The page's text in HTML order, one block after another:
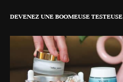
DEVENEZ UNE BOOMEUSE TESTEUSE